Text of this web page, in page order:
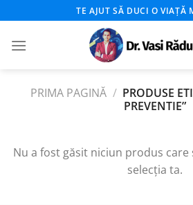
to
content
TE AJUT SĂ DUCI O VIAȚĂ
PRIMA PAGINĂ / PRODUSE
PREVENTIE”
Nu a fost găsit niciun produs care
selecția ta.